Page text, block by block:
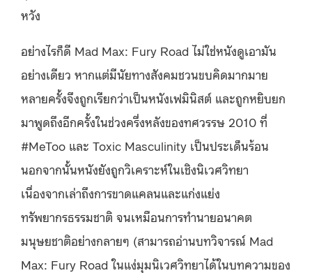
หวัง
อย่างไรก็ดี Mad Max: Fury Road ไม่ใช่หนังดูเอามัน
อย่างเดียว หากแต่มีนัยทางสังคมชวนขบคิดมากมาย
หลายครั้งจึงถูกเรียกว่าเป็นหนังเฟมินิสต์ และถูกหยิบยก
มาพูดถึงอีกครั้งในช่วงครึ่งหลังของทศวรรษ 2010 ที่
#MeToo และ Toxic Masculinity เป็นประเด็นร้อน
นอกจากนั้นหนังยังถูกวิเคราะห์ในเชิงนิเวศวิทยา
เนื่องจากเล่าถึงการขาดแคลนและแก่งแย่ง
ทรัพยากรธรรมชาติ จนเหมือนการทำนายอนาคต
มนุษยชาติอย่างกลายๆ (สามารถอ่านบทวิจารณ์ Mad
Max: Fury Road ในแง่มุมนิเวศวิทยาได้ในบทความของ